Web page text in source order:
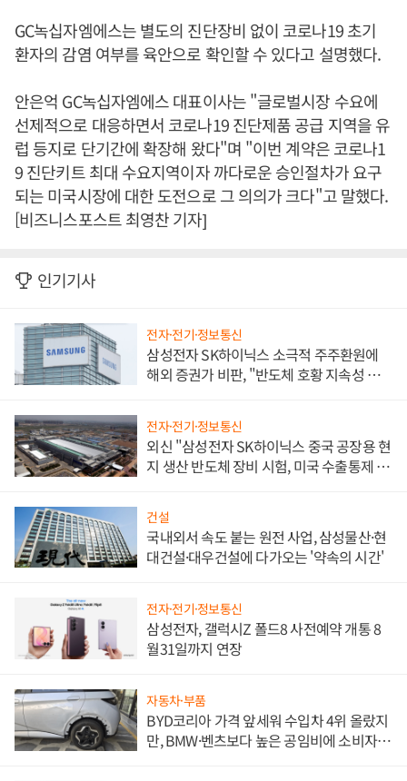
GC녹십자엠에스는 별도의 진단장비 없이 코로나19 초기
환자의 감염 여부를 육안으로 확인할 수 있다고 설명했다.
안은억 GC녹십자엠에스 대표이사는 "글로벌시장 수요에
선제적으로 대응하면서 코로나19 진단제품 공급 지역을 유
럽 등지로 단기간에 확장해 왔다"며 "이번 계약은 코로나1
9 진단키트 최대 수요지역이자 까다로운 승인절차가 요구
되는 미국시장에 대한 도전으로 그 의의가 크다"고 말했다.
[비즈니스포스트 최영찬 기자]
인기기사
전자·전기·정보통신
삼성전자 SK하이닉스 소극적 주주환원에
해외 증권가 비판, "반도체 호황 지속성 의
전자·전기·정보통신
외신 "삼성전자 SK하이닉스 중국 공장용 현
지 생산 반도체 장비 시험, 미국 수출통제 대
건설
국내외서 속도 붙는 원전 사업, 삼성물산·현
대건설·대우건설에 다가오는 '약속의 시간'
전자·전기·정보통신
삼성전자, 갤럭시Z 폴드8 사전예약 개통 8
월31일까지 연장
자동차·부품
BYD코리아 가격 앞세워 수입차 4위 올랐지
만, BMW·벤츠보다 높은 공임비에 소비자